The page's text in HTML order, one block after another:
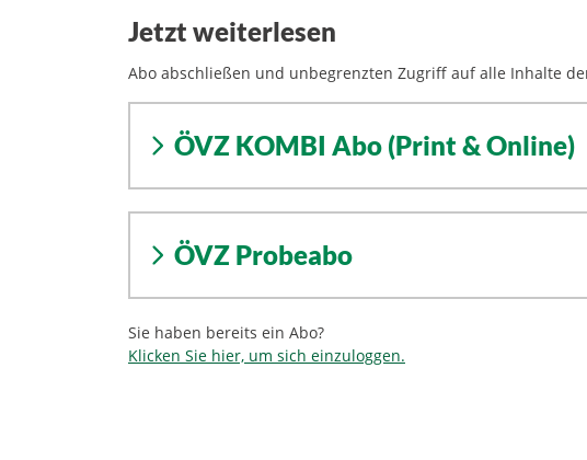
Jetzt weiterlesen
Abo abschließen und unbegrenzten Zugriff auf alle Inhalte
ÖVZ KOMBI Abo (Print & Online)
ÖVZ Probeabo
Sie haben bereits ein Abo?
Klicken Sie hier, um sich einzuloggen.